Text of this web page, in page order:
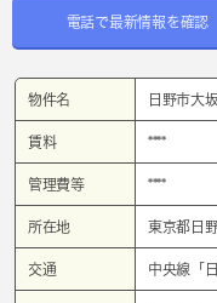
電話で最新情報を確認
物件名 日野市大
賃料 ****
管理費等 ****
所在地 東京都日
交通 中央線「